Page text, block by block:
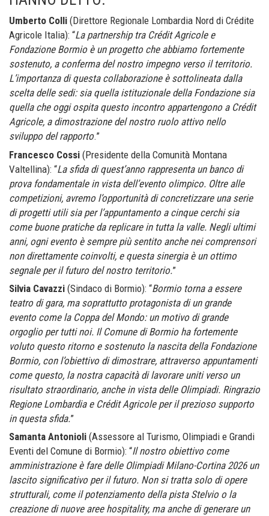
Umberto Colli (Direttore Regionale Lombardia Nord di Crédite
Agricole Italia): “La partnership tra Crédit Agricole e
Fondazione Bormio è un progetto che abbiamo fortemente
sostenuto, a conferma del nostro impegno verso il territorio.
L’importanza di questa collaborazione è sottolineata dalla
scelta delle sedi: sia quella istituzionale della Fondazione sia
quella che oggi ospita questo incontro appartengono a Crédit
Agricole, a dimostrazione del nostro ruolo attivo nello
sviluppo del rapporto.”
Francesco Cossi (Presidente della Comunità Montana
Valtellina): “La sfida di quest’anno rappresenta un banco di
prova fondamentale in vista dell’evento olimpico. Oltre alle
competizioni, avremo l’opportunità di concretizzare una serie
di progetti utili sia per l’appuntamento a cinque cerchi sia
come buone pratiche da replicare in tutta la valle. Negli ultimi
anni, ogni evento è sempre più sentito anche nei comprensori
non direttamente coinvolti, e questa sinergia è un ottimo
segnale per il futuro del nostro territorio.”
Silvia Cavazzi (Sindaco di Bormio): “Bormio torna a essere
teatro di gara, ma soprattutto protagonista di un grande
evento come la Coppa del Mondo: un motivo di grande
orgoglio per tutti noi. Il Comune di Bormio ha fortemente
voluto questo ritorno e sostenuto la nascita della Fondazione
Bormio, con l’obiettivo di dimostrare, attraverso appuntamenti
come questo, la nostra capacità di lavorare uniti verso un
risultato straordinario, anche in vista delle Olimpiadi. Ringrazio
Regione Lombardia e Crédit Agricole per il prezioso supporto
in questa sfida.”
Samanta Antonioli (Assessore al Turismo, Olimpiadi e Grandi
Eventi del Comune di Bormio): “Il nostro obiettivo come
amministrazione è fare delle Olimpiadi Milano-Cortina 2026 un
lascito significativo per il futuro. Non si tratta solo di opere
strutturali, come il potenziamento della pista Stelvio o la
creazione di nuove aree hospitality, ma anche di generare un